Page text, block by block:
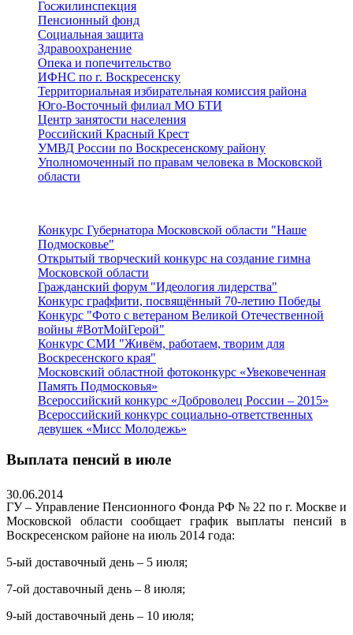
Госжилинспекция
Пенсионный фонд
Социальная защита
Здравоохранение
Опека и попечительство
ИФНС по г. Воскресенску
Территориальная избирательная комиссия района
Юго-Восточный филиал МО БТИ
Центр занятости населения
Российский Красный Крест
УМВД России по Воскресенскому району
Уполномоченный по правам человека в Московской
области
Конкурс Губернатора Московской области "Наше
Подмосковье"
Открытый творческий конкурс на создание гимна
Московской области
Гражданский форум "Идеология лидерства"
Конкурс граффити, посвящённый 70-летию Победы
Конкурс "Фото с ветераном Великой Отечественной
войны #ВотМойГерой"
Конкурс СМИ "Живём, работаем, творим для
Воскресенского края"
Московский областной фотоконкурс «Увековеченная
Память Подмосковья»
Всероссийский конкурс «Доброволец России – 2015»
Всероссийский конкурс социально-ответственных
девушек «Мисс Молодежь»
Выплата пенсий в июле
30.06.2014
ГУ – Управление Пенсионного Фонда РФ № 22 по г. Москве и
Московской области сообщает график выплаты пенсий в
Воскресенском районе на июль 2014 года:
5-ый доставочный день – 5 июля;
7-ой доставочный день – 8 июля;
9-ый доставочный день – 10 июля;